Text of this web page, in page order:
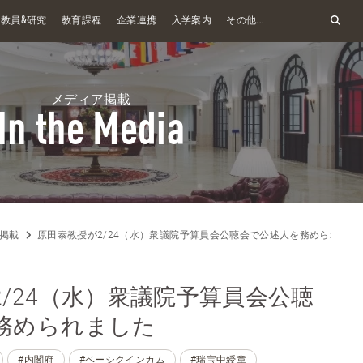
教員&研究 教育課程 企業連携 入学案内 その他...
メディア掲載
the Media
載 原田泰教授が2/24（水）衆議院予算員会公聴会で公述人を務められまし
24（水）衆議院予算員会公聴
められました
#内閣府 #ベーシクインカム #瑞宝中綬章